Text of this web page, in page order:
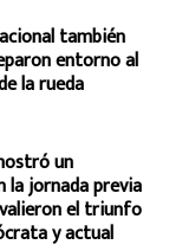
también
entorno al
la rueda
un
la jornada previa
el triunfo
y actual